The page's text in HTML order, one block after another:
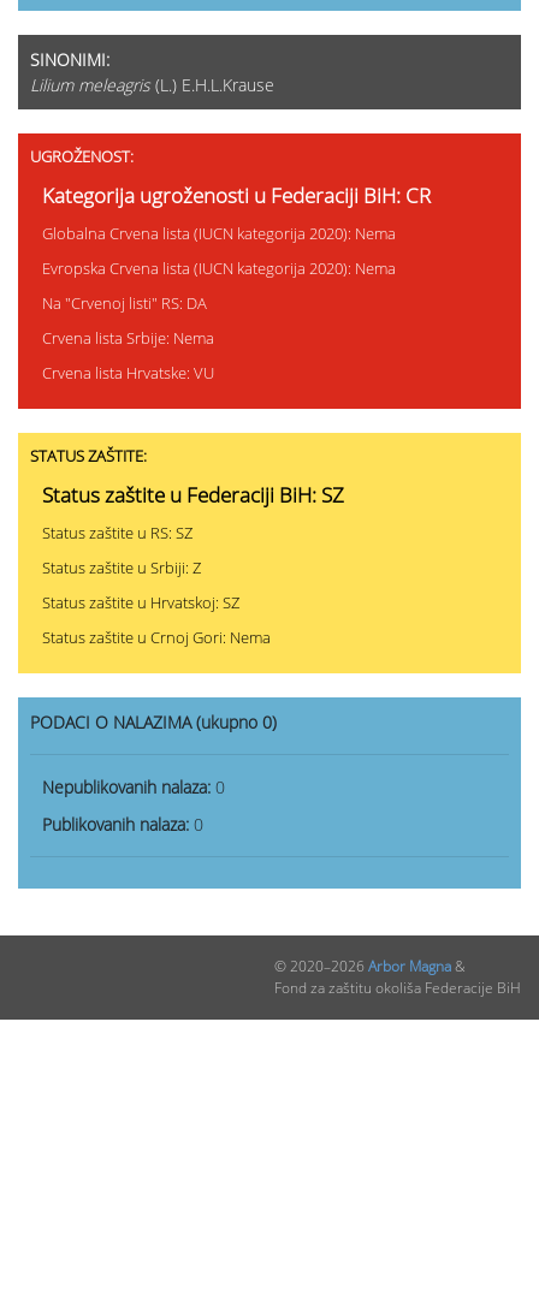
SINONIMI:
Lilium meleagris (L.) E.H.L.Krause
UGROŽENOST:
Kategorija ugroženosti u Federaciji BiH: CR
Globalna Crvena lista (IUCN kategorija 2020): Nema
Evropska Crvena lista (IUCN kategorija 2020): Nema
Na "Crvenoj listi" RS: DA
Crvena lista Srbije: Nema
Crvena lista Hrvatske: VU
STATUS ZAŠTITE:
Status zaštite u Federaciji BiH: SZ
Status zaštite u RS: SZ
Status zaštite u Srbiji: Z
Status zaštite u Hrvatskoj: SZ
Status zaštite u Crnoj Gori: Nema
PODACI O NALAZIMA (ukupno 0)
Nepublikovanih nalaza: 0
Publikovanih nalaza: 0
© 2020–2026 Arbor Magna&
Fond za zaštitu okoliša Federacije BiH